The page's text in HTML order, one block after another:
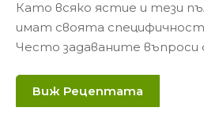
Като всяко ястие и тези
имат своята
Често задаваните въпроси
Виж Рецептата